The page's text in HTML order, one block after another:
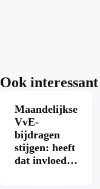
Ook interessant
Maandelijkse
VvE-
bijdragen
stijgen: heeft
dat invloed